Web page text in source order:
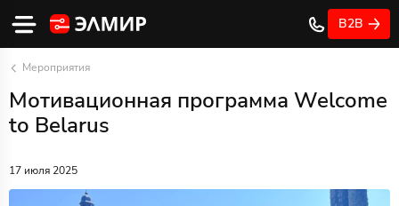
B2B
Мероприятия
Мотивационная программа Welcome
to Belarus
17 июля 2025